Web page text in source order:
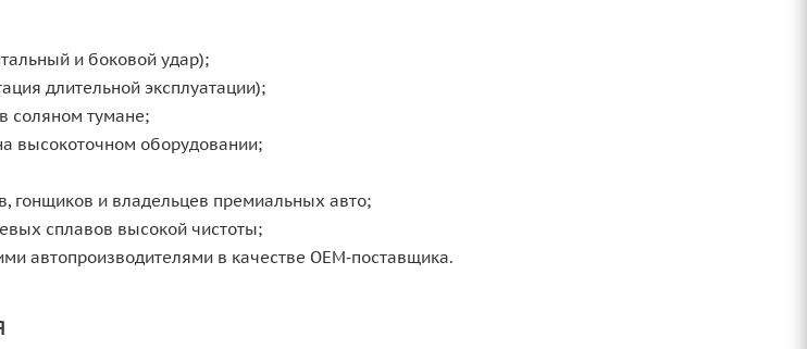
и боковой удар);
длительной эксплуатации);
соляном тумане;
высокоточном оборудовании;
гонщиков и владельцев премиальных авто;
сплавов высокой чистоты;
автопроизводителями в качестве OEM‑поставщика.